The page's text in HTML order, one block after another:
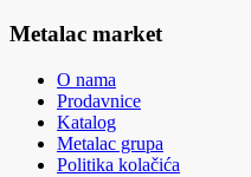
Metalac market
O nama
Prodavnice
Katalog
Metalac grupa
Politika kolačića